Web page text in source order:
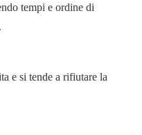
tempi e ordine di
e si tende a rifiutare la